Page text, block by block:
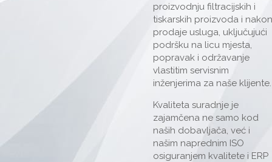
proizvodnju filtracijskih i
tiskarskih proizvoda i nakon
prodaje usluga, uključujući
podršku na licu mjesta,
popravak i održavanje
vlastitim servisnim
inženjerima za naše klijente.
Kvaliteta suradnje je
zajamčena ne samo kod
naših dobavljača, već i
našim naprednim ISO
osiguranjem kvalitete i ERP